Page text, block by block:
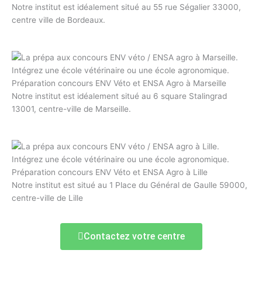
Notre institut est idéalement situé au 55 rue Ségalier 33000,
centre ville de Bordeaux.
Préparation concours ENV Véto et ENSA Agro à Marseille
Notre institut est idéalement situé au 6 square Stalingrad
13001, centre-ville de Marseille.
Préparation concours ENV Véto et ENSA Agro à Lille
Notre institut est situé au 1 Place du Général de Gaulle 59000,
centre-ville de Lille
Contactez votre centre